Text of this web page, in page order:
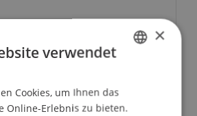
mit Citavi
×
verwendet
Cookies, um Ihnen das
Online-Erlebnis zu bieten.